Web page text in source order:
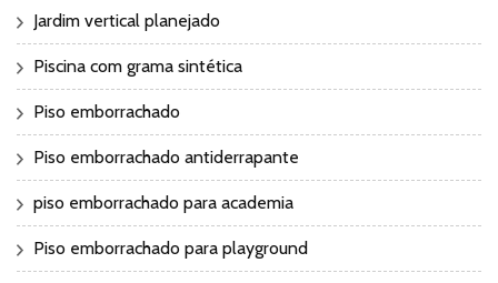
Jardim vertical planejado
Piscina com grama sintética
Piso emborrachado
Piso emborrachado antiderrapante
piso emborrachado para academia
Piso emborrachado para playground